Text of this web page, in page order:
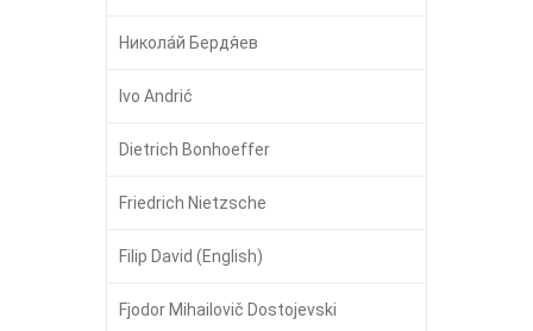
Никола́й Бердя́ев
Ivo Andrić
Dietrich Bonhoeffer
Friedrich Nietzsche
Filip David (English)
Fjodor Mihailovič Dostojevski